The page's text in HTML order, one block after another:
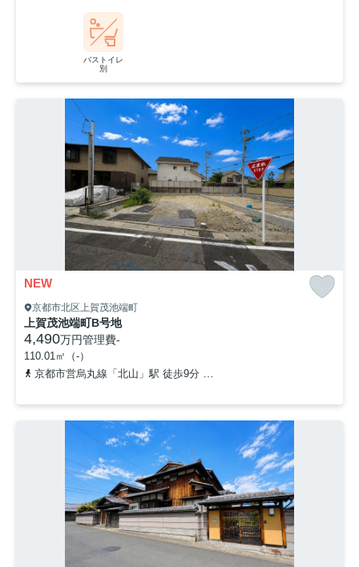
バストイレ
別
NEW
京都市北区上賀茂池端町
上賀茂池端町B号地
4,490万円管理費-
110.01㎡（-）
京都市営烏丸線「北山」駅 徒歩9分